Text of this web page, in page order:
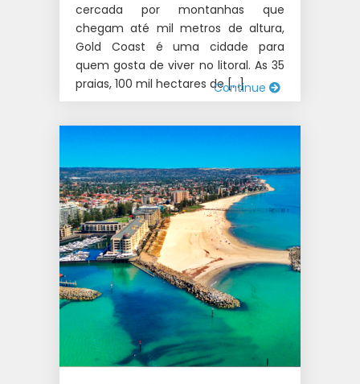
cercada por montanhas que
chegam até mil metros de altura,
Gold Coast é uma cidade para
quem gosta de viver no litoral. As 35
praias, 100 mil hectares de […]
Continue